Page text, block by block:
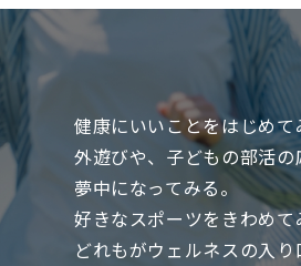
健康にいいことをはじめて
外遊びや、子どもの部活の
夢中になってみる。
好きなスポーツをきわめて
どれもがウェルネスの入り